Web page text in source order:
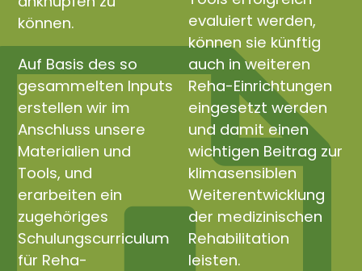
können.
Auf Basis des so
gesammelten Inputs
erstellen wir im
Anschluss unsere
Materialien und
Tools, und
erarbeiten ein
zugehöriges
Schulungscurriculum
für Reha-
evaluiert werden,
können sie künftig
auch in weiteren
Reha-Einrichtungen
eingesetzt werden
und damit einen
wichtigen Beitrag zur
klimasensiblen
Weiterentwicklung
der medizinischen
Rehabilitation
leisten.